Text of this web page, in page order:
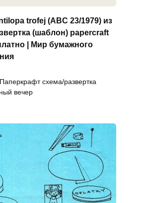
trofej (ABC 23/1979) из
(шаблон) papercraft
| Мир бумажного
схема/развертка
вечер